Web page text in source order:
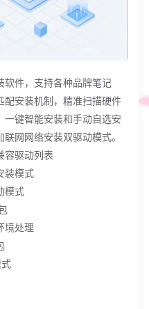
软件，支持各种品牌笔记
安装机制，精准扫描硬件
键智能安装和手动自选安
网网络安装双驱动模式。
容驱动列表
装模式
模式
境处理